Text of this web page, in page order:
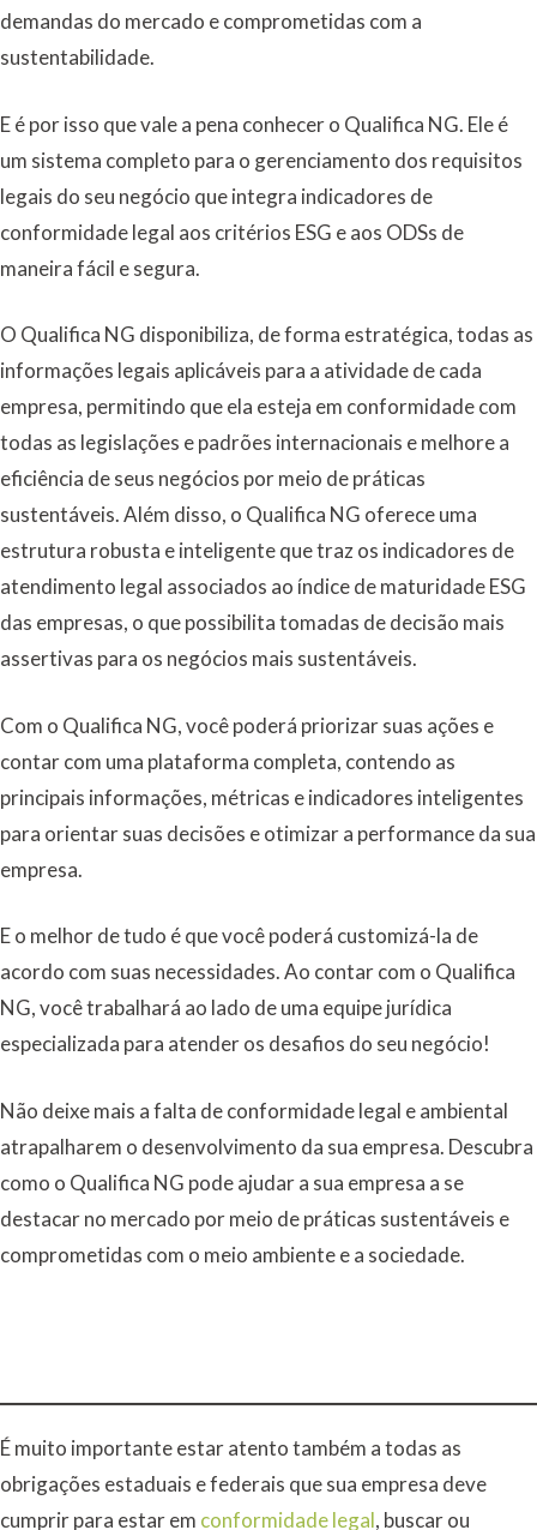
demandas do mercado e comprometidas com a
sustentabilidade.
E é por isso que vale a pena conhecer o Qualifica NG. Ele é
um sistema completo para o gerenciamento dos requisitos
legais do seu negócio que integra indicadores de
conformidade legal aos critérios ESG e aos ODSs de
maneira fácil e segura.
O Qualifica NG disponibiliza, de forma estratégica, todas as
informações legais aplicáveis para a atividade de cada
empresa, permitindo que ela esteja em conformidade com
todas as legislações e padrões internacionais e melhore a
eficiência de seus negócios por meio de práticas
sustentáveis. Além disso, o Qualifica NG oferece uma
estrutura robusta e inteligente que traz os indicadores de
atendimento legal associados ao índice de maturidade ESG
das empresas, o que possibilita tomadas de decisão mais
assertivas para os negócios mais sustentáveis.
Com o Qualifica NG, você poderá priorizar suas ações e
contar com uma plataforma completa, contendo as
principais informações, métricas e indicadores inteligentes
para orientar suas decisões e otimizar a performance da sua
empresa.
E o melhor de tudo é que você poderá customizá-la de
acordo com suas necessidades. Ao contar com o Qualifica
NG, você trabalhará ao lado de uma equipe jurídica
especializada para atender os desafios do seu negócio!
Não deixe mais a falta de conformidade legal e ambiental
atrapalharem o desenvolvimento da sua empresa. Descubra
como o Qualifica NG pode ajudar a sua empresa a se
destacar no mercado por meio de práticas sustentáveis e
comprometidas com o meio ambiente e a sociedade.
É muito importante estar atento também a todas as
obrigações estaduais e federais que sua empresa deve
cumprir para estar em conformidade legal, buscar ou